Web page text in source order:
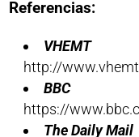
Referencias:
VHEMT
http://
BBC
https://
The Daily Mail